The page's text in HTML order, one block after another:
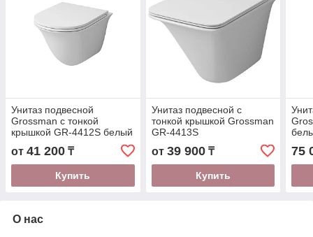
Унитаз подвесной
Grossman с тонкой
крышкой GR-4412S белый
от 41 200 ₸
Купить
Унитаз подвесной с
тонкой крышкой Grossman
GR-4413S
от 39 900₸
Купить
75
О нас